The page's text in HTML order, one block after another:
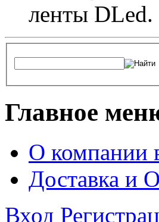
ленты DLed.
Главное
О компании
Доставка и
Вход